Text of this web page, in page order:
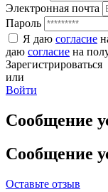
Электронная почта
Пароль
Я даю согласие
даю согласие на
Зарегистрироваться
или
Войти
Сообщение
Сообщение
Оставьте отзыв